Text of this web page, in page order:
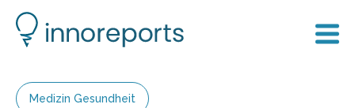
Medizin Gesundheit